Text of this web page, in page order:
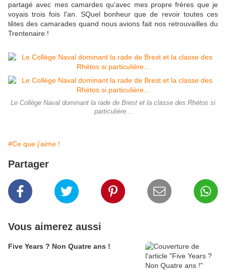
partagé avec mes camardes qu'avec mes propre frères que je
voyais trois fois l'an. SQuel bonheur que de revoir toutes ces
têtes des camarades quand nous avions fait nos retrouvailles du
Trentenaire !
Le Collège Naval dominant la rade de Brest et la classe des Rhétos si
particulière...
#Ce que j'aime !
Partager
Vous aimerez aussi
Five Years ? Non Quatre ans !